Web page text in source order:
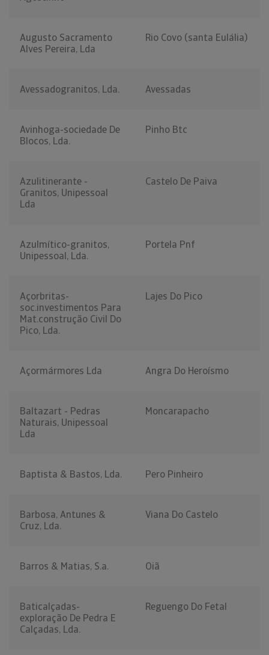
Augusto Sacramento
Alves Pereira, Lda
Rio Covo (santa Eulália)
Avessadogranitos, Lda. Avessadas
Avinhoga-sociedade De
Blocos, Lda.
Pinho Btc
Azulitinerante -
Granitos, Unipessoal
Lda
Castelo De Paiva
Azulmítico-granitos,
Unipessoal, Lda.
Portela Pnf
Açorbritas-
soc.investimentos Para
Mat.construção Civil Do
Pico, Lda.
Lajes Do Pico
Açormármores Lda Angra Do Heroísmo
Baltazart - Pedras
Naturais, Unipessoal
Lda
Moncarapacho
Baptista & Bastos, Lda. Pero Pinheiro
Barbosa, Antunes &
Cruz, Lda.
Viana Do Castelo
Barros & Matias, S.a. Oiã
Baticalçadas-
exploração De Pedra E
Calçadas, Lda.
Reguengo Do Fetal